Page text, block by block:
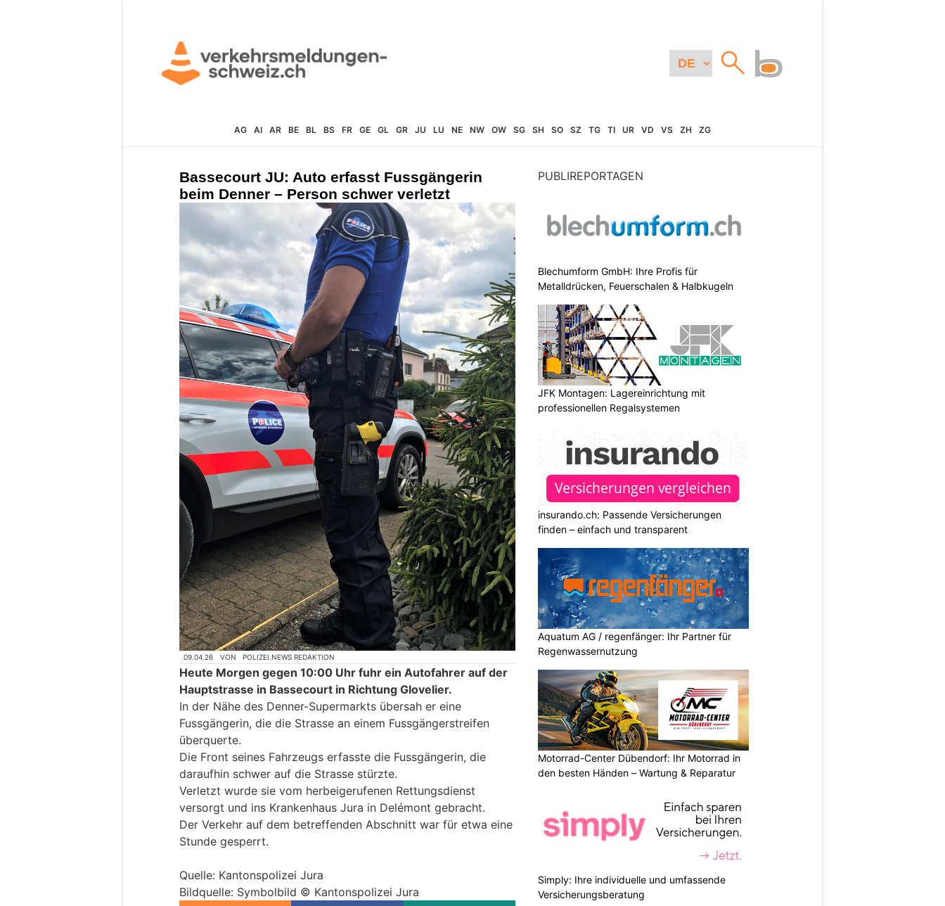
AG AI AR BE BL BS FR GE GL GR JU LU NE NW OW SG SH SO SZ TG TI UR VD VS ZH ZG
Bassecourt JU: Auto erfasst Fussgängerin
beim Denner – Person schwer verletzt
09.04.26 VON POLIZEI.NEWS REDAKTION
Heute Morgen gegen 10:00 Uhr fuhr ein Autofahrer auf der
Hauptstrasse in Bassecourt in Richtung Glovelier.
In der Nähe des Denner-Supermarkts übersah er eine
Fussgängerin, die die Strasse an einem Fussgängerstreifen
überquerte.
Die Front seines Fahrzeugs erfasste die Fussgängerin, die
daraufhin schwer auf die Strasse stürzte.
Verletzt wurde sie vom herbeigerufenen Rettungsdienst
versorgt und ins Krankenhaus Jura in Delémont gebracht.
Der Verkehr auf dem betreffenden Abschnitt war für etwa eine
Stunde gesperrt.
Quelle: Kantonspolizei Jura
Bildquelle: Symbolbild © Kantonspolizei Jura
PUBLIREPORTAGEN
Blechumform GmbH: Ihre Profis für
Metalldrücken, Feuerschalen & Halbkugeln
JFK Montagen: Lagereinrichtung mit
professionellen Regalsystemen
insurando.ch: Passende Versicherungen
finden – einfach und transparent
Aquatum AG / regenfänger: Ihr Partner für
Regenwassernutzung
Motorrad-Center Dübendorf: Ihr Motorrad in
den besten Händen – Wartung & Reparatur
Simply: Ihre individuelle und umfassende
Versicherungsberatung